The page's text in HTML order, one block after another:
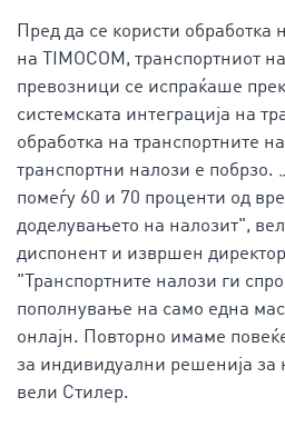
Пред да се користи обработка
на TIMOCOM, транспортниот
превозници се испраќаше
системската интеграција на
обработка на транспортните
транспортни налози е побрзо.
помеѓу 60 и 70 проценти од
доделувањето на налозит",
диспонент и извршен
"Транспортните налози ги
пополнување на само една
онлајн. Повторно имаме
за индивидуални решенија за
вели Стилер.